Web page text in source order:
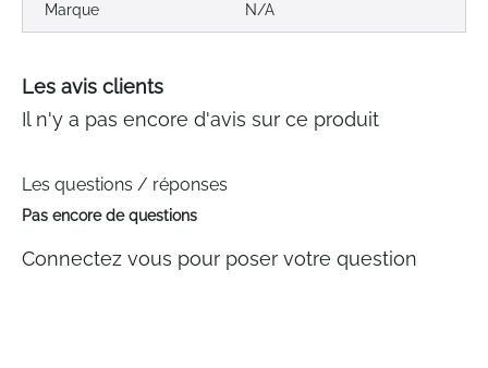
Marque N/A
Les avis clients
Il n'y a pas encore d'avis sur ce produit
Les questions / réponses
Pas encore de questions
Connectez vous pour poser votre question